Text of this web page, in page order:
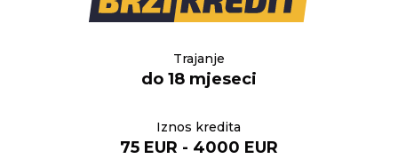
Trajanje
do 18 mjeseci
Iznos kredita
75 EUR - 4000 EUR